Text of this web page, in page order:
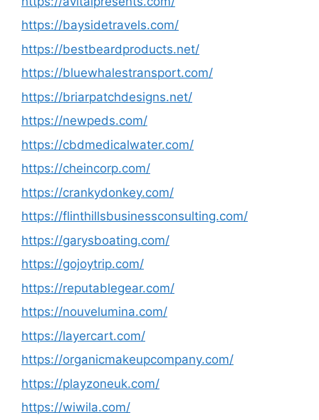
https://baysidetravels.com/
https://bestbeardproducts.net/
https://bluewhalestransport.com/
https://briarpatchdesigns.net/
https://newpeds.com/
https://cbdmedicalwater.com/
https://cheincorp.com/
https://crankydonkey.com/
https://flinthillsbusinessconsulting.com/
https://garysboating.com/
https://gojoytrip.com/
https://reputablegear.com/
https://nouvelumina.com/
https://layercart.com/
https://organicmakeupcompany.com/
https://playzoneuk.com/
https://wiwila.com/